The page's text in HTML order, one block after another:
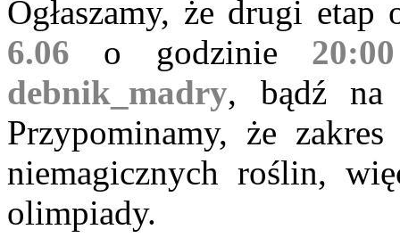
Ogłaszamy, że drugi
6.06
o godzinie 20:00
debnik_madry, bądź na
Przypominamy, że zakres
niemagicznych roślin,
olimpiady.